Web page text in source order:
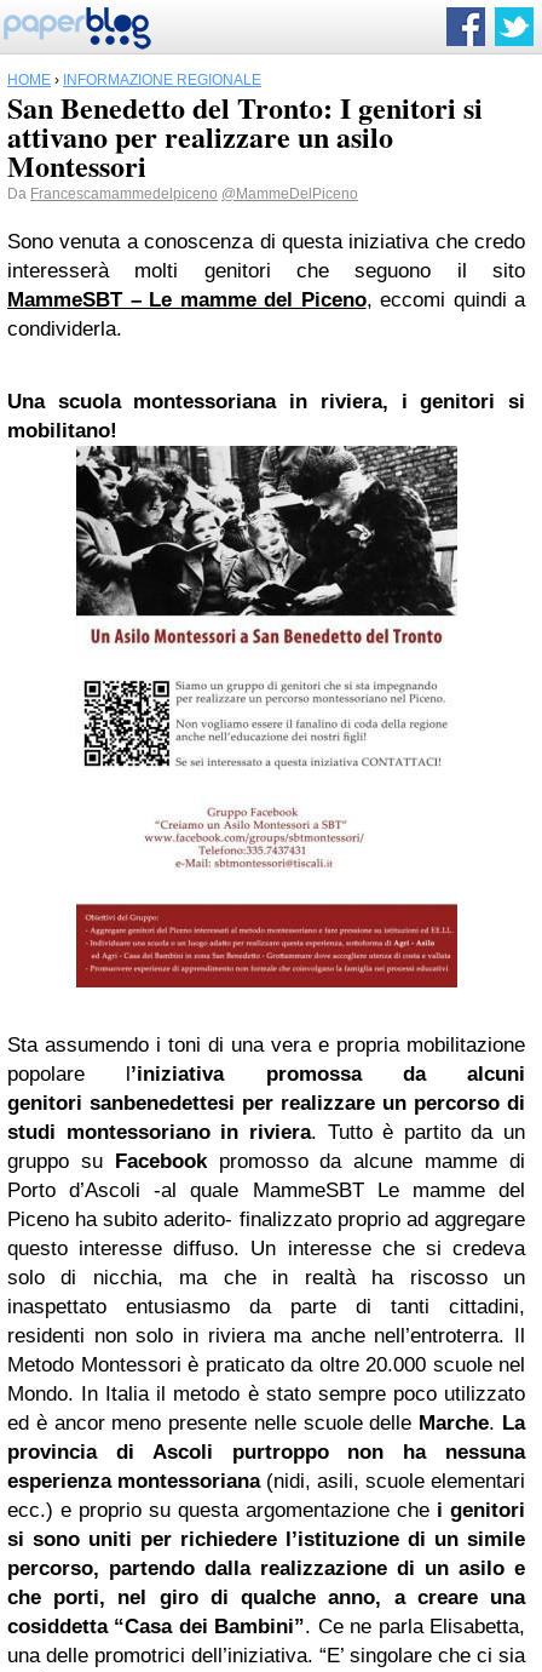
HOME › INFORMAZIONE REGIONALE
San Benedetto del Tronto: I genitori si
attivano per realizzare un asilo
Montessori
Da Francescamammedelpiceno @MammeDelPiceno
Sono venuta a conoscenza di questa iniziativa che credo
interesserà molti genitori che seguono il sito
MammeSBT – Le mamme del Piceno, eccomi quindi a
condividerla.
Una scuola montessoriana in riviera, i genitori si
mobilitano!
Sta assumendo i toni di una vera e propria mobilitazione
popolare l’iniziativa promossa da alcuni
genitori sanbenedettesi per realizzare un percorso di
studi montessoriano in riviera. Tutto è partito da un
gruppo su Facebookpromosso da alcune mamme di
Porto d’Ascoli -al quale MammeSBT Le mamme del
Piceno ha subito aderito- finalizzato proprio ad aggregare
questo interesse diffuso. Un interesse che si credeva
solo di nicchia, ma che in realtà ha riscosso un
inaspettato entusiasmo da parte di tanti cittadini,
residenti non solo in riviera ma anche nell’entroterra. Il
Metodo Montessori è praticato da oltre 20.000 scuole nel
Mondo. In Italia il metodo è stato sempre poco utilizzato
ed è ancor meno presente nelle scuole delle Marche. La
provincia di Ascoli purtroppo non ha nessuna
esperienza montessoriana(nidi, asili, scuole elementari
ecc.) e proprio su questa argomentazione che i genitori
si sono uniti per richiedere l’istituzione di un simile
percorso, partendo dalla realizzazione di un asilo e
che porti, nel giro di qualche anno, a creare una
cosiddetta “Casa dei Bambini”. Ce ne parla Elisabetta,
una delle promotrici dell’iniziativa. “E’ singolare che ci sia